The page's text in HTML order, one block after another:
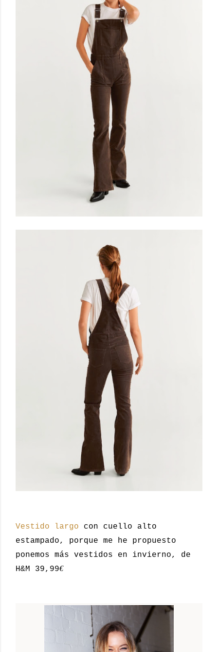
Vestido largo con cuello alto
estampado, porque me he propuesto
ponemos más vestidos en invierno, de
H&M 39,99€